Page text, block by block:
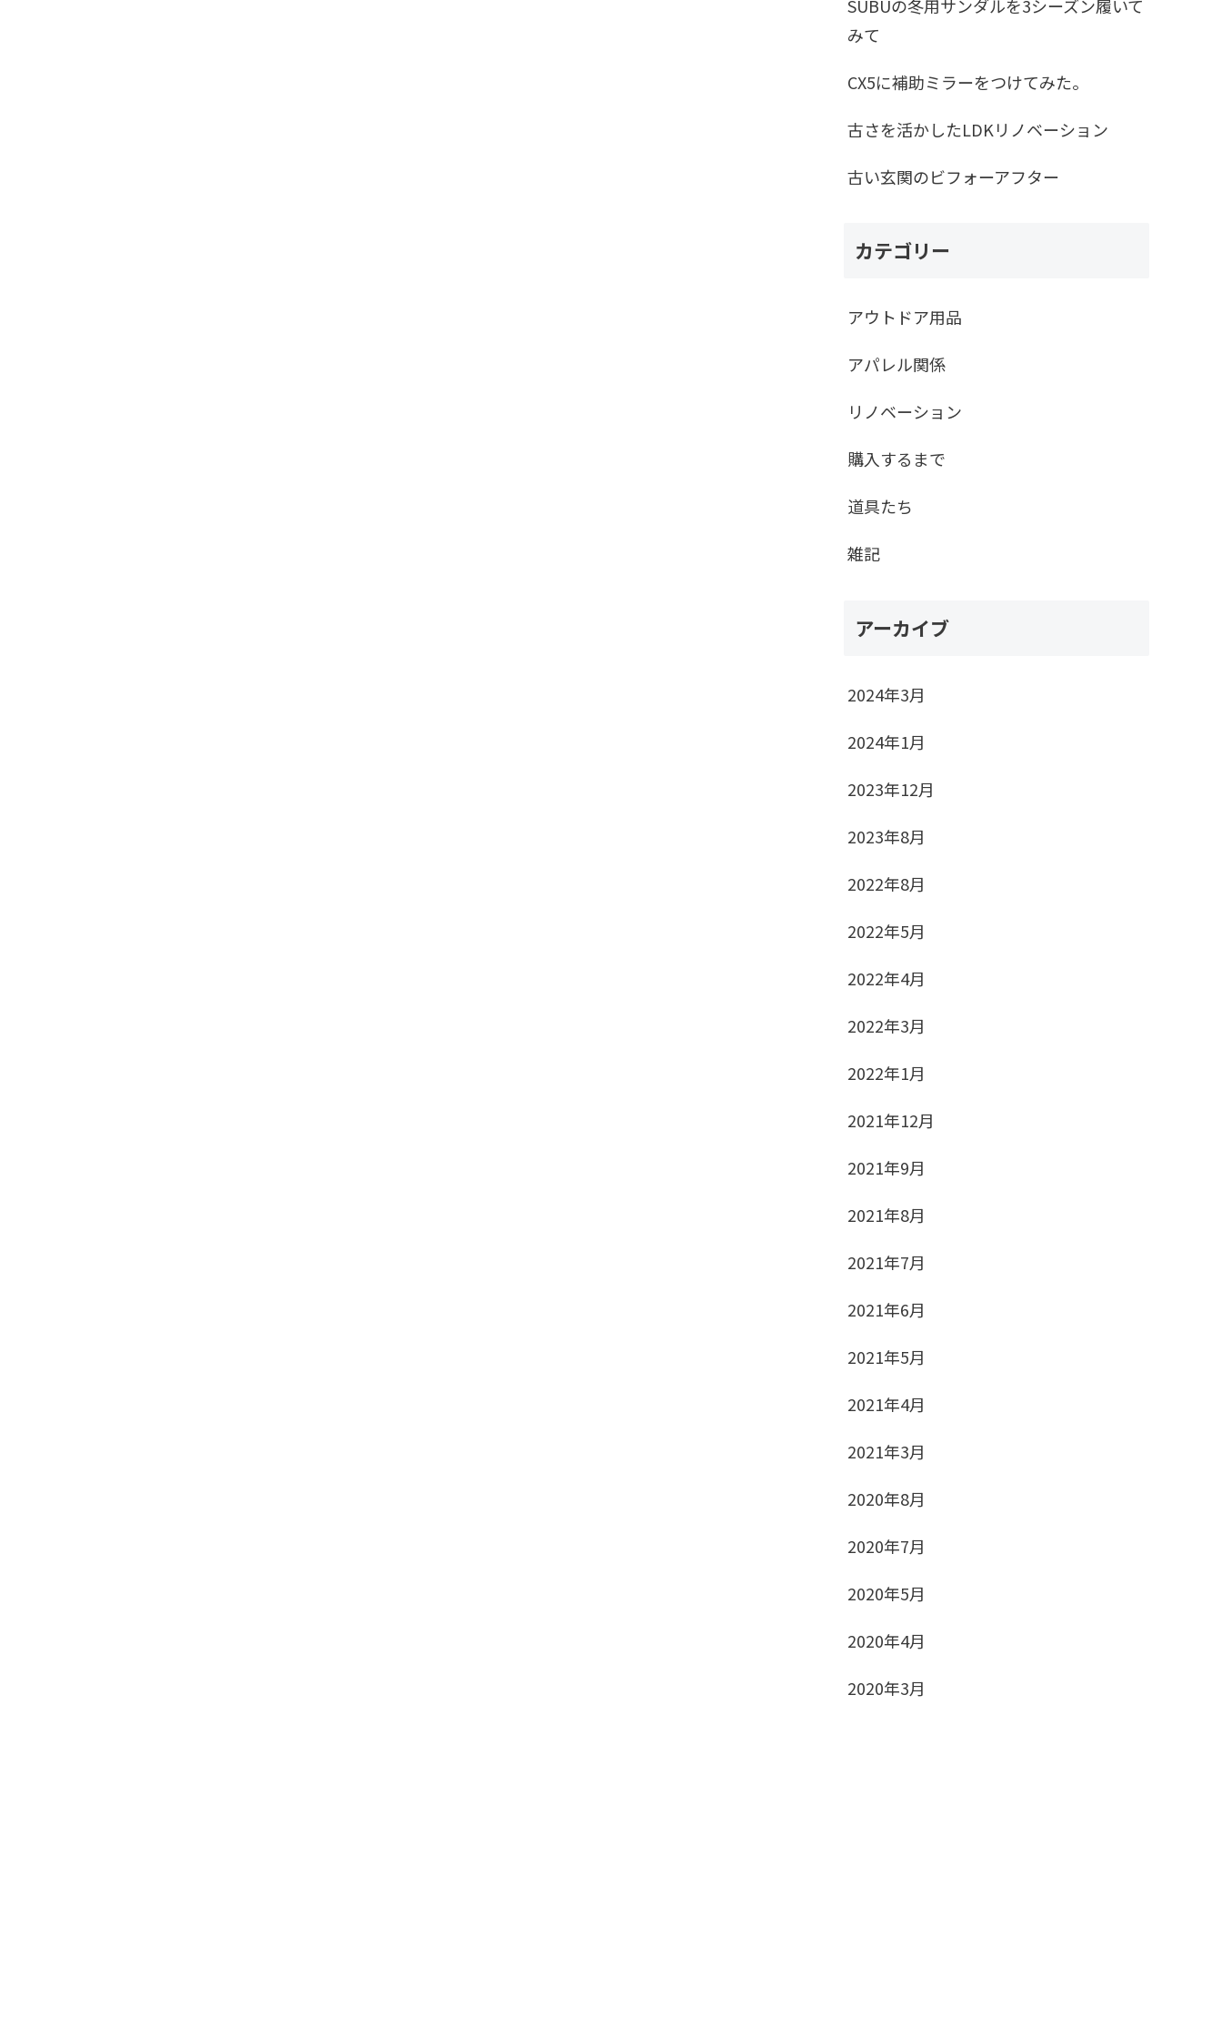
SUBUの冬用サンダルを3シーズン履いて
みて
CX5に補助ミラーをつけてみた。
古さを活かしたLDKリノベーション
古い玄関のビフォーアフター
カテゴリー
アウトドア用品
アパレル関係
リノベーション
購入するまで
道具たち
雑記
アーカイブ
2024年3月
2024年1月
2023年12月
2023年8月
2022年8月
2022年5月
2022年4月
2022年3月
2022年1月
2021年12月
2021年9月
2021年8月
2021年7月
2021年6月
2021年5月
2021年4月
2021年3月
2020年8月
2020年7月
2020年5月
2020年4月
2020年3月